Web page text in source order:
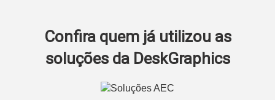
Confira quem já utilizou as
soluções da DeskGraphics